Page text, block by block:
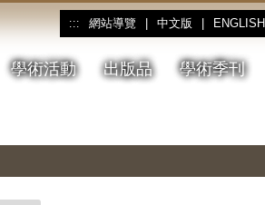
::: 網站導覽 中文版 ENGLISH
學術活動 出版品 學術季刊